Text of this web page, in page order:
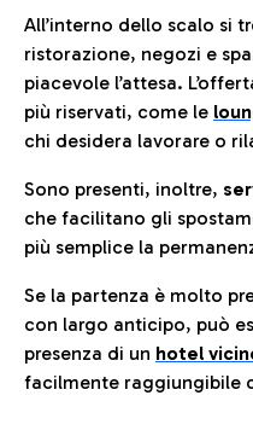
All’interno dello scalo si
ristorazione, negozi e
piacevole l’attesa.
più riservati, come le
chi desidera lavorare o
Sono presenti, inoltre,
che facilitano gli
più semplice la
Se la partenza è molto
con largo anticipo, può
presenza di un hotel
facilmente raggiungibile